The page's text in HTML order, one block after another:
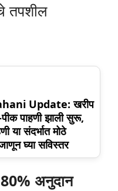
तपशील
Update: खरीप
पीक पाहणी झाली सुरू,
या संदर्भात मोठे
घ्या सविस्तर
अनुदान